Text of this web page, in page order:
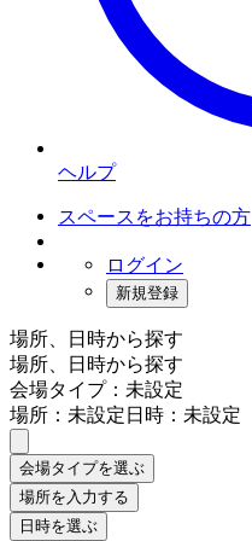
ヘルプ
スペースをお持ちの方
ログイン
新規登録
場所、日時から探す
場所、日時から探す
会場タイプ：未設定
場所：未設定日時：未設定
会場タイプを選ぶ
場所を入力する
日時を選ぶ